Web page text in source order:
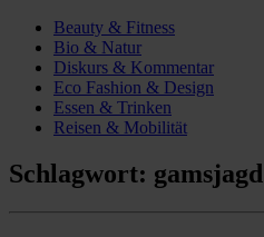
Beauty & Fitness
Bio & Natur
Diskurs & Kommentar
Eco Fashion & Design
Essen & Trinken
Reisen & Mobilität
Schlagwort: gamsjagd